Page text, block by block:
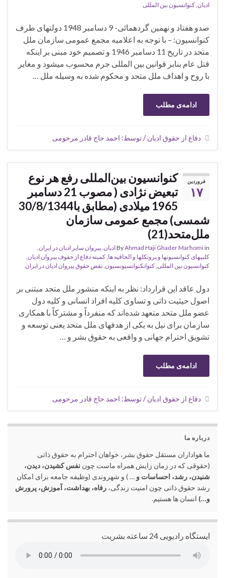
ادیان کنوانسیون بین المللی
صدو هفتاد و نهمین گردهمائی- 9 دسامبر 1948 دولتهای طرف
کنوانسیون: – با توجه به اعلامیه مجمع عمومی سازمان ملل
متحد در تاریخ 11 دسامبر 1946 و تصمیم خود مبنی بر اینکه
قتل عام بنابر قوانین بین المللی جرم محسوب میشود و مغایر
با روح و اهداف ملل متحد و محکوم شده به وسیله ملل …
ادامه‌ی مطلب
دفاع از حقوق ادیان / توسط: احمد حاج قادر مرحومی
فروردین
۱۷
کنوانسیون‌ بین‌المللی‌ رفع‌ هر نوع‌
تبعیض‌ نژادی‌ ( مصوب‌ 21 دسامبر
1965 میلادی‌ (مطابق‌ با30/8/1344
شمسی‌) مجمع‌ عمومی‌ سازمان‌
ملل‌متحد(21)
ByAhmad Haji Ghader Marhomiin ادیان پیروان سایر ادیان در ایران
کلیپهای کنوانسیونها و پروتکلها و الحاقیه ها کمیته دفاع از حفوف پیروان ادیان
کنوانسیون بین المللی کنوانکنوانسیونسیون نقض حقوق پیروان ادیان در ایران
دول‌ عاقد این‌ قرارداد: نظر به‌ اینکه‌ منشور ملل‌ متحد مبتنی‌ بر
اصول‌ حیثیت‌ ذاتی‌ و تساوی‌ کلیه‌ افراد انسانی‌ و کلیه‌ دول‌
عضو ملل‌ متحد متعهد شده‌اند که‌ منفرداً و مشترکاً با همکاری‌
سازمان‌ برای‌ نیل‌ به‌ یکی‌ از هدفهای‌ ملل‌ متحد یعنی‌ توسعه‌ و
تشویق‌ احترام‌ جهانی‌ و واقعی‌ به‌ حقوق‌ بشر و …
ادامه‌ی مطلب
دفاع از حقوق ادیان / توسط: احمد حاج قادر مرحومی
درباره ما
ما هواداران مستقل حقوق بشر، خواهان احترام به حقوق ذاتی
(حقوقی که در زمان زایش همراه ماست چون نفس کشیدن، دیدن،
شنیدن، رشد، احساسات و … ) و شهروندی (وظیفه جامعه برای امکان
رشد حقوق ذاتی چون امنیت زندگی، رفاه، بهداشت، آموزش، پرورش
و…) انسان ها هستیم.
ایستگاه رادیویی 24 ساعته بشریت